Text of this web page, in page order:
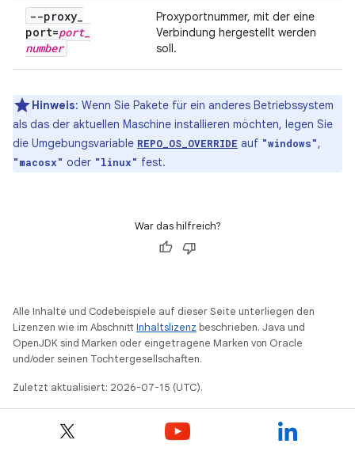
--proxy_
port=port_
number
Proxyportnummer, mit der eine
Verbindung hergestellt werden
soll.
Hinweis: Wenn Sie Pakete für ein anderes Betriebssystem
als das der aktuellen Maschine installieren möchten, legen Sie
die Umgebungsvariable REPO_OS_OVERRIDE auf "windows",
"macosx" oder "linux" fest.
War das hilfreich?
Alle Inhalte und Codebeispiele auf dieser Seite unterliegen den
Lizenzen wie im AbschnittInhaltslizenz beschrieben. Java und
OpenJDK sind Marken oder eingetragene Marken von Oracle
und/oder seinen Tochtergesellschaften.
Zuletzt aktualisiert: 2026-07-15 (UTC).